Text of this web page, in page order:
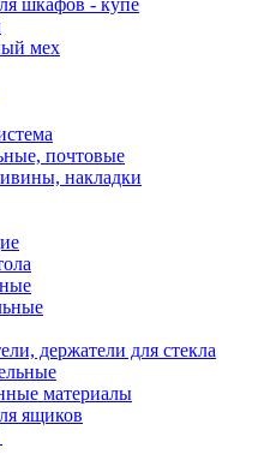
шкафов - купе
мех
почтовые
накладки
держатели для стекла
материалы
ящиков